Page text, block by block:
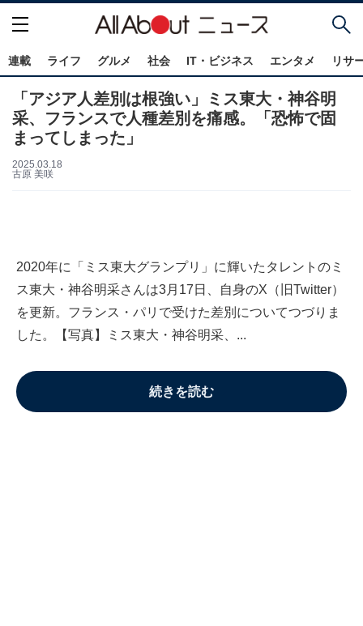
連載 ライフ グルメ 社会 IT・ビジネス エンタメ リサ
「アジア人差別は根強い」ミス東大・神谷明
采、フランスで人種差別を痛感。「恐怖で固
まってしまった」
2025.03.18
古原 美咲
2020年に「ミス東大グランプリ」に輝いたタレントのミ
ス東大・神谷明采さんは3月17日、自身のX（旧Twitter）
を更新。フランス・パリで受けた差別についてつづりま
した。【写真】ミス東大・神谷明采、...
続きを読む